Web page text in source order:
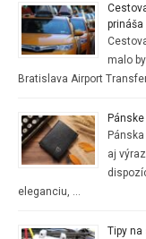
malo
Bratislava Airport
aj
eleganciu, …
Tipy